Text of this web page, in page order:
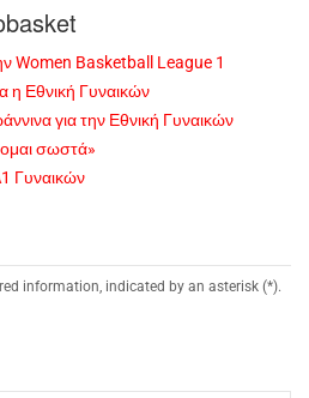
Women Basketball League 1
η Εθνική Γυναικών
για την Εθνική Γυναικών
σωστά»
Γυναικών
information, indicated by an asterisk (*).